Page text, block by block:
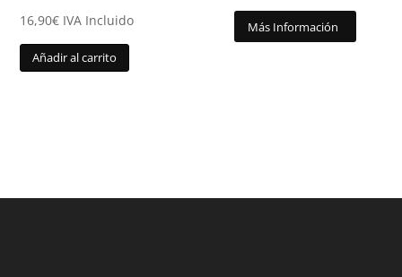
16,90€ IVA Incluido
Añadir al carrito
Más Información